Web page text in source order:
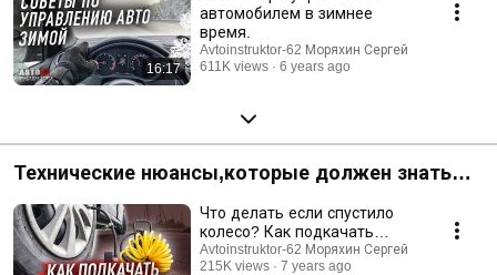
16:17
автомобилем в зимнее
время.
Avtoinstruktor-62 Моряхин Сергей
611K views
6 years ago
Технические нюансы,которые должен знать
каждый водитель, при эксплуатации
автомобиля.
Что делать если спустило
колесо? Как подкачать
колесо?
Avtoinstruktor-62 Моряхин Сергей
215K views
7 years ago